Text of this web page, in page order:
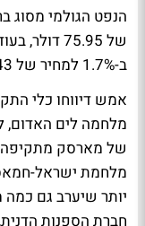
ב-1.7% למחיר של 70.43 דולר.
אמש דיווחו כלי
מלחמה לים האדום,
של מארסק מתקיפה
מלחמת ישראל-
יותר שיערב גם כמה
חברת הספנות